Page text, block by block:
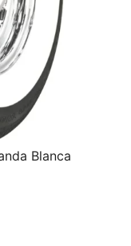
Blanca